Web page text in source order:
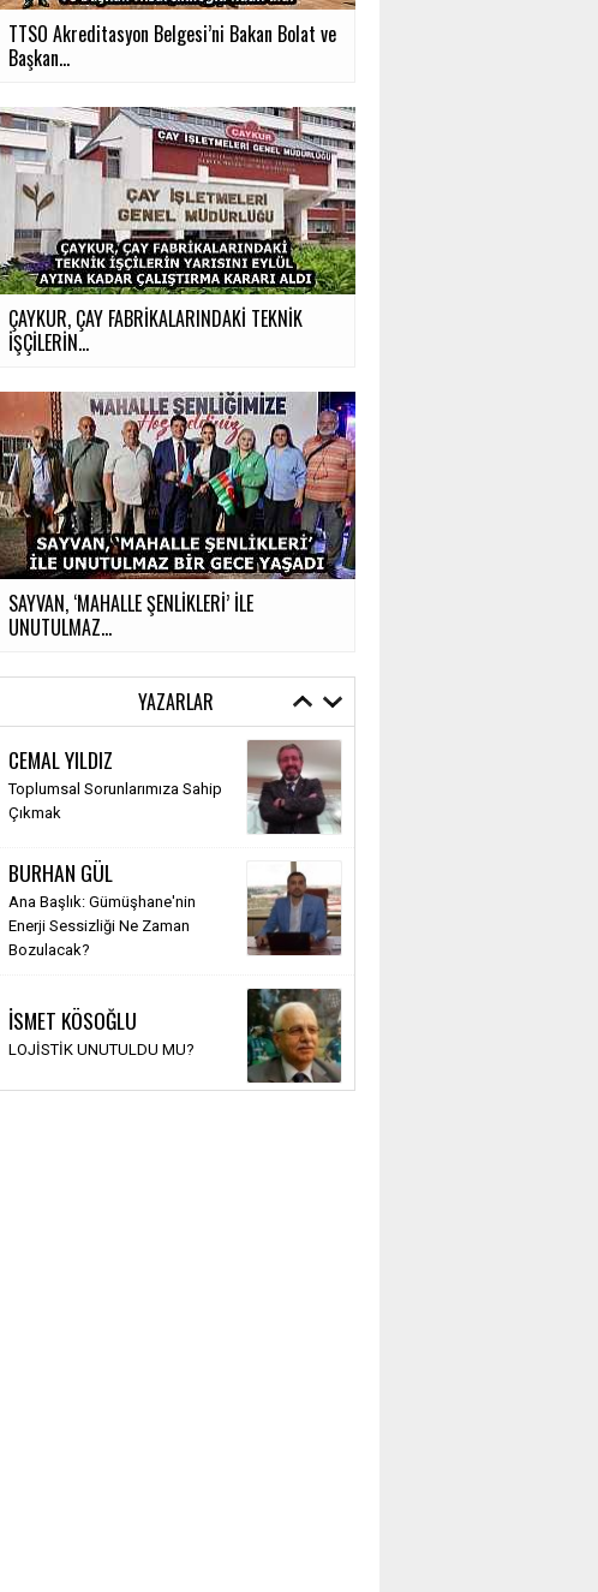
TTSO Akreditasyon Belgesi’ni Bakan Bolat ve
Başkan...
ÇAYKUR, ÇAY FABRİKALARINDAKİ TEKNİK
İŞÇİLERİN...
SAYVAN, ‘MAHALLE ŞENLİKLERİ’ İLE
UNUTULMAZ...
YAZARLAR
CEMAL YILDIZ
Toplumsal Sorunlarımıza Sahip
Çıkmak
BURHAN GÜL
Ana Başlık: Gümüşhane'nin
Enerji Sessizliği Ne Zaman
Bozulacak?
İSMET KÖSOĞLU
LOJİSTİK UNUTULDU MU?